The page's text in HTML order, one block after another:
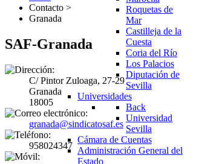
Roquetas de
Mar
Castilleja de la
Cuesta
Coria del Río
Los Palacios
Diputación de
Sevilla
Universidades
Back
Universidad
Sevilla
Cámara de Cuentas
Administración General del
Estado
Contacto >
Granada
SAF-Granada
C/ Pintor Zuloaga, 27-29
Granada
18005
granada@sindicatosaf.es
958024347